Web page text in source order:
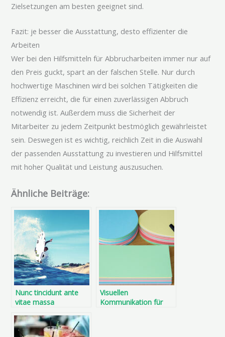
Zielsetzungen am besten geeignet sind.
Fazit: je besser die Ausstattung, desto effizienter die
Arbeiten
Wer bei den Hilfsmitteln für Abbrucharbeiten immer nur auf
den Preis guckt, spart an der falschen Stelle. Nur durch
hochwertige Maschinen wird bei solchen Tätigkeiten die
Effizienz erreicht, die für einen zuverlässigen Abbruch
notwendig ist. Außerdem muss die Sicherheit der
Mitarbeiter zu jedem Zeitpunkt bestmöglich gewährleistet
sein. Deswegen ist es wichtig, reichlich Zeit in die Auswahl
der passenden Ausstattung zu investieren und Hilfsmittel
mit hoher Qualität und Leistung auszusuchen.
Ähnliche Beiträge:
Nunc tincidunt ante
vitae massa
Visuellen
Kommunikation für